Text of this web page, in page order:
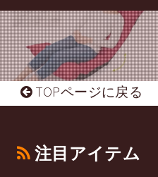
TOPページに戻る
注目アイテム